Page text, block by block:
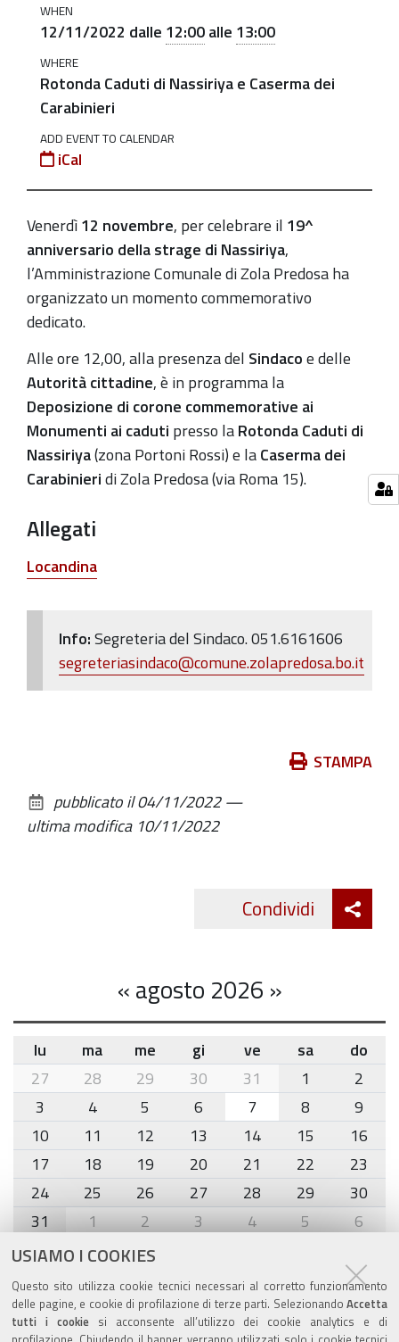
USIAMO I COOKIES
Questo sito utilizza cookie tecnici necessari al corretto funzionamento
delle pagine, e cookie di profilazione di terze parti. Selezionando Accetta
tutti i cookiesi acconsente all’utilizzo dei cookie analytics e di
Nassiriya
12
novembre
2022
2022-
11-
12T12:00:00+01:00
2022-
11-
12T13:00:00+01:00
Il
programma
delle
commemorazioni
WHEN
12/11/2022 dalle 12:00alle 13:00
WHERE
Rotonda Caduti di Nassiriya e Caserma dei
Carabinieri
ADD EVENT TO CALENDAR
iCal
Venerdì12 novembre, per celebrare il 19^
anniversario della strage di Nassiriya,
l’Amministrazione Comunale di Zola Predosa ha
organizzato un momento commemorativo
dedicato.
Alle ore 12,00, alla presenza del Sindacoe delle
Autorità cittadine, è in programma la
Deposizione di corone commemorative ai
Monumenti ai caduti presso laRotonda Caduti di
Nassiriya(zona Portoni Rossi) e laCaserma dei
Carabinieridi Zola Predosa (via Roma 15).
Allegati
Locandina
Info:Segreteria del Sindaco.051.6161606
segreteriasindaco@comune.zolapredosa.bo.it
documento
STAMPA
pubblicato il04/11/2022—
ultima modifica 10/11/2022
Condividi
«agosto 2026 »
month-
8
lu ma me gi ve sa
do
27
28 29 30 31 1
2
3
4 5 6 7 8
9
10
11 12 13 14 15
16
17
18 19 20 21 22
23
24
25 26 27 28 29
30
31
1 2 3 4 5 6
Agenda eventi
torna alla sezione